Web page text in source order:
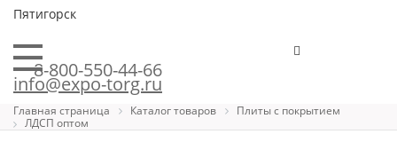
Пятигорск
8-800-550-44-66
info@expo-torg.ru
Главная страница Каталог товаров
Плиты с покрытием
ЛДСП оптом